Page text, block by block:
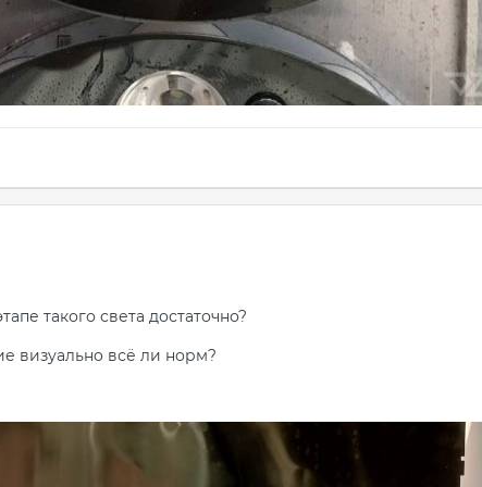
такого света достаточно?
визуально всё ли норм?